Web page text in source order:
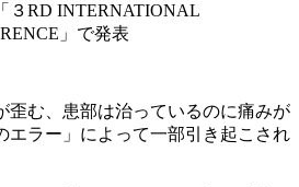
３RD INTERNATIONAL
」で発表
歪む、患部は治っているのに痛みが
エラー」によって一部引き起こされ